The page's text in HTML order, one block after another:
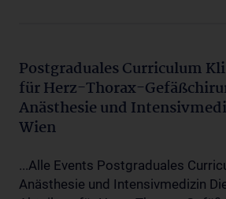
Postgraduales Curriculum
für Herz-Thorax-
Anästhesie und
Wien
...Alle Events Postgraduales
Anästhesie und Intensivmedizin